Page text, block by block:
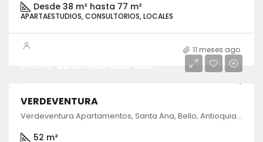
Desde 38 m² hasta 77 m²
APARTAESTUDIOS, CONSULTORIOS, LOCALES
11 meses ago
VERDEVENTURA
Verdeventura Apartamentos, Santa Ana, Bello, Antioquia, Colombia
52 m²